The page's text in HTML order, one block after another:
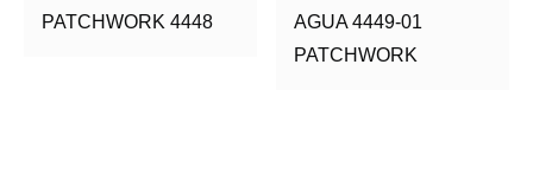
PATCHWORK 4448
AGUA 4449-01
PATCHWORK